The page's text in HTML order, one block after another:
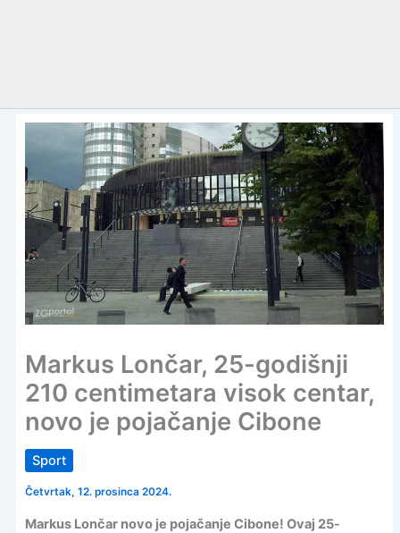
Markus Lončar, 25-godišnji
210 centimetara visok centar,
novo je pojačanje Cibone
Sport
Četvrtak, 12. prosinca 2024.
Markus Lončar novo je pojačanje Cibone! Ovaj 25-